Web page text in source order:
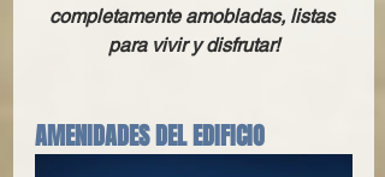
completamente amobladas, listas
para vivir y disfrutar!
AMENIDADES DEL EDIFICIO